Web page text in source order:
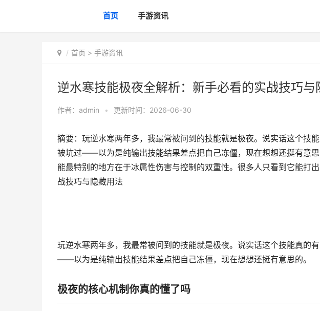
首页 手游资讯
首页 > 手游资讯
逆水寒技能极夜全解析：新手必看的实战技巧与
作者： admin • 更新时间：2026-06-30
摘要：玩逆水寒两年多，我最常被问到的技能就是极夜。说实话这个技
被坑过——以为是纯输出技能结果差点把自己冻僵，现在想想还挺有意
能最特别的地方在于冰属性伤害与控制的双重性。很多人只看到它能打
战技巧与隐藏用法
玩逆水寒两年多，我最常被问到的技能就是极夜。说实话这个技能真的
——以为是纯输出技能结果差点把自己冻僵，现在想想还挺有意思的。
极夜的核心机制你真的懂了吗